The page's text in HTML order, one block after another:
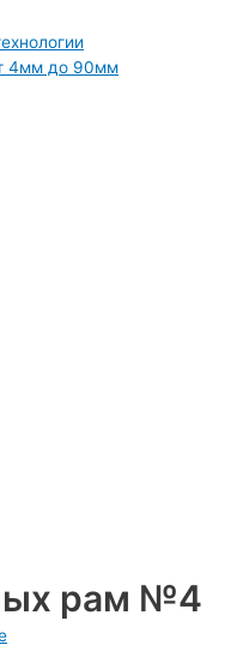
4мм до 90мм
рам №4